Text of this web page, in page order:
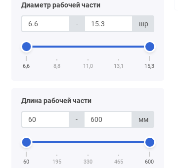
Диаметр рабочей части
- шр
6,6 8,8 11,0 13,1 15,3
Длина рабочей части
- мм
60 195 330 465 600